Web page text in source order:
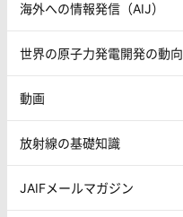
海外への情報発信（AIJ）
世界の原子力発電開発の動向
動画
放射線の基礎知識
JAIFメールマガジン